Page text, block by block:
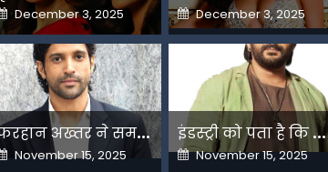
Posted
on
December 3, 2025 Posted
on
December 3, 2025
फ
रहान अख्तर ने समझाया देशभक्ति और अंधभक्ति का फर्क
Posted
on
November 15, 2025
इ
ंडस्ट्री को पता है कि मैं कहीं नहीं जाने वाला-अरशद वारसी
Posted
on
November 15, 2025